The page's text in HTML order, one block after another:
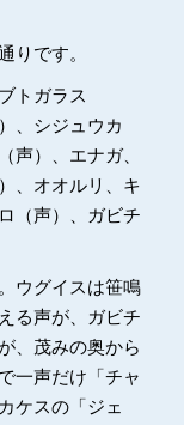
りです。
トガラス
、シジュウカ
声）、エナガ、
、オオルリ、キ
（声）、ガビチ
ウグイスは笹鳴
る声が、ガビチ
、茂みの奥から
一声だけ「チャ
ケスの「ジェ